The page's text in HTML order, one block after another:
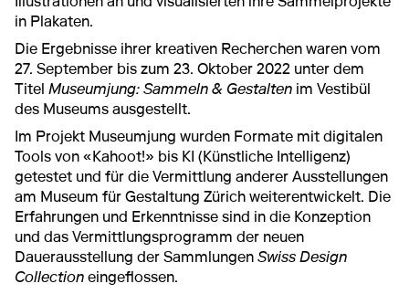
in Plakaten.
Die Ergebnisse ihrer kreativen Recherchen waren vom
27. September bis zum 23. Oktober 2022 unter dem
Titel Museumjung: Sammeln & Gestalten im Vestibül
des Museums ausgestellt.
Im Projekt Museumjung wurden Formate mit digitalen
Tools von «Kahoot!» bis KI (Künstliche Intelligenz)
getestet und für die Vermittlung anderer Ausstellungen
am Museum für Gestaltung Zürich weiterentwickelt. Die
Erfahrungen und Erkenntnisse sind in die Konzeption
und das Vermittlungsprogramm der neuen
Dauerausstellung der Sammlungen Swiss Design
Collection eingeflossen.